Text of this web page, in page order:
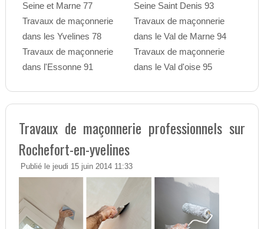
Seine et Marne 77
Travaux de maçonnerie
dans les Yvelines 78
Travaux de maçonnerie
dans l'Essonne 91
Seine Saint Denis 93
Travaux de maçonnerie
dans le Val de Marne 94
Travaux de maçonnerie
dans le Val d'oise 95
Travaux de maçonnerie professionnels sur
Rochefort-en-yvelines
Publié le jeudi 15 juin 2014 11:33